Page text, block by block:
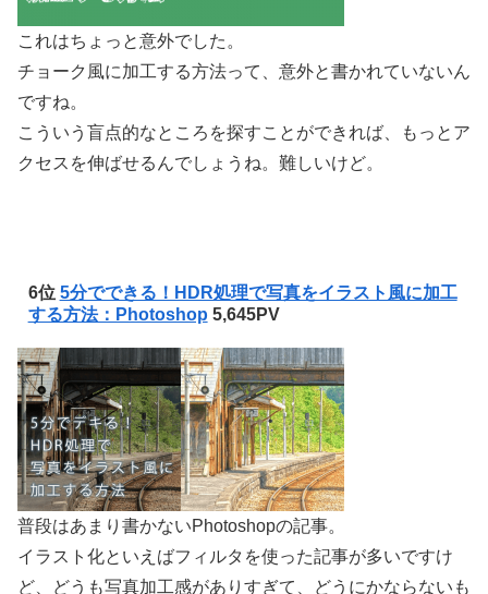
これはちょっと意外でした。
チョーク風に加工する方法って、意外と書かれていないん
ですね。
こういう盲点的なところを探すことができれば、もっとア
クセスを伸ばせるんでしょうね。難しいけど。
6位 5分でできる！HDR処理で写真をイラスト風に加工
する方法：Photoshop 5,645PV
普段はあまり書かないPhotoshopの記事。
イラスト化といえばフィルタを使った記事が多いですけ
ど、どうも写真加工感がありすぎて、どうにかならないも